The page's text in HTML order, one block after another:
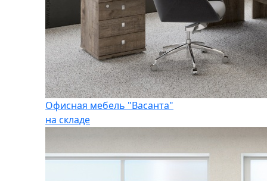
Офисная мебель "Васанта"
на складе